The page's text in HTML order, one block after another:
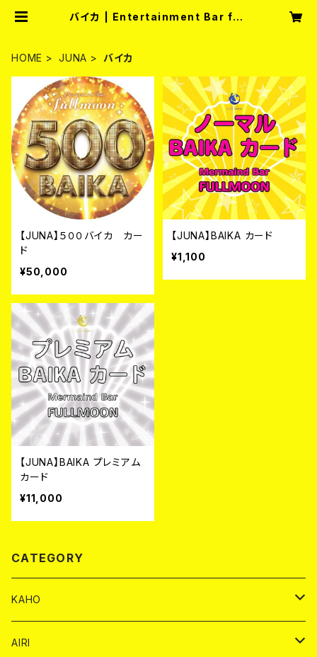
バイカ | Entertainment Bar full
HOME JUNA バイカ
【JUNA】５００バイカ カー
ド
¥50,000
【JUNA】BAIKA カード
¥1,100
【JUNA】BAIKA プレミアム
カード
¥11,000
CATEGORY
KAHO
シャンパンカード
AIRI